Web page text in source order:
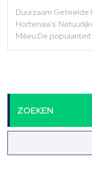
Duurzaam Geteelde
Hortensia's:
Milieu De
ZOEKEN